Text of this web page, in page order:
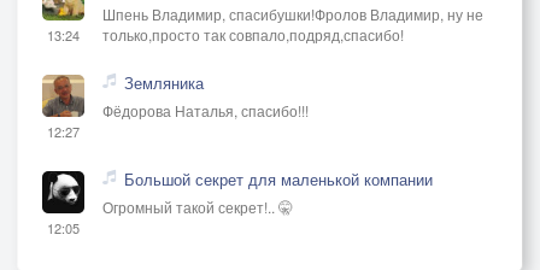
13:24
Шпень Владимир, спасибушки!Фролов Владимир, ну не
только,просто так совпало,подряд,спасибо!
12:27
Земляника
Фёдорова Наталья, спасибо!!!
12:05
Большой секрет для маленькой компании
Огромный такой секрет!.. 🤫